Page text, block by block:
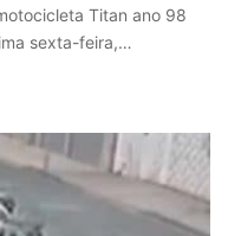
Titan ano 98
sexta-feira,…